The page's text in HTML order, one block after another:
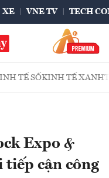
XE VNE TV TECH
TẾ SỐKINH TẾ XANH
Expo &
cận công